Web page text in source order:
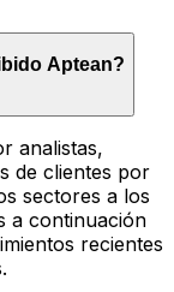
Aptean?
analistas,
de clientes por
sectores a los
a continuación
recientes